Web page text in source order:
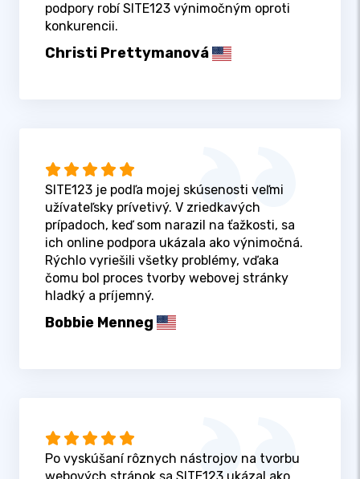
podpory robí SITE123 výnimočným oproti
konkurencii.
Christi Prettymanová
SITE123 je podľa mojej skúsenosti veľmi
užívateľsky prívetivý. V zriedkavých
prípadoch, keď som narazil na ťažkosti, sa
ich online podpora ukázala ako výnimočná.
Rýchlo vyriešili všetky problémy, vďaka
čomu bol proces tvorby webovej stránky
hladký a príjemný.
Bobbie Menneg
Po vyskúšaní rôznych nástrojov na tvorbu